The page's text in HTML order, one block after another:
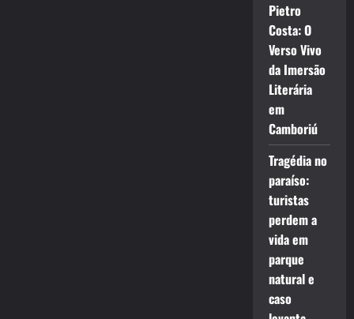
Pietro
Costa: O
Verso Vivo
da Imersão
Literária
em
Camboriú
Tragédia no
paraíso:
turistas
perdem a
vida em
parque
natural e
caso